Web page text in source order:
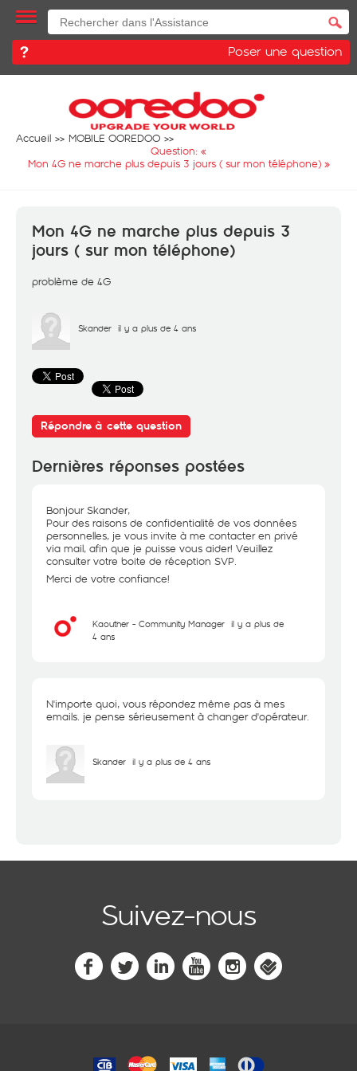
Poser une question
Accueil
MOBILE OOREDOO
Question: «
Mon 4G ne marche plus depuis 3 jours ( sur mon téléphone)»
Mon 4G ne marche plus depuis 3
jours ( sur mon téléphone)
problème de 4G
Skander il y a plus de 4 ans
Répondre à cette question
Dernières réponses postées
Bonjour Skander,
Pour des raisons de confidentialité de vos données
personnelles, je vous invite à me contacter en privé
via mail, afin que je puisse vous aider! Veuillez
consulter votre boite de réception SVP.
Merci de votre confiance!
Kaouther - Community Manager il y a plus de
4 ans
N'importe quoi, vous répondez même pas à mes
emails. je pense sérieusement à changer d'opérateur.
Skander il y a plus de 4 ans
Suivez-nous